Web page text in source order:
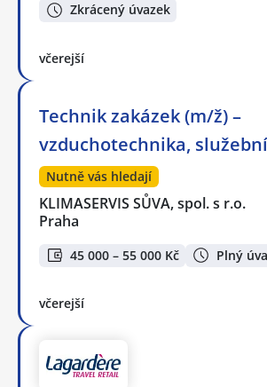
Zkrácený úvazek
včerejší
Technik zakázek (m/ž) –
vzduchotechnika,
Nutně vás hledají
KLIMASERVIS SŮVA, spol. s r.o.
Praha
45 000 – 55 000 Kč Plný
včerejší